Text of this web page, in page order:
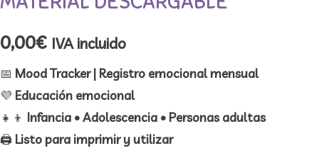
0,00€ IVA incluido
📅 Mood Tracker | Registro emocional mensual
💜 Educación emocional
👧👦 Infancia • Adolescencia • Personas adultas
🖨️ Listo para imprimir y utilizar